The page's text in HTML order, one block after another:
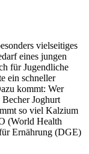
vielseitiges
eines jungen
für Jugendliche
ein schneller
kommt: Wer
Joghurt
so viel Kalzium
(World Health
Ernährung (DGE)